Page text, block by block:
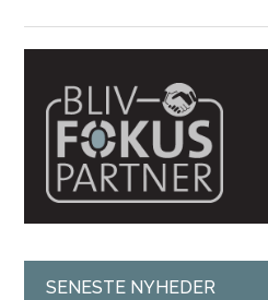
SENESTE NYHEDER